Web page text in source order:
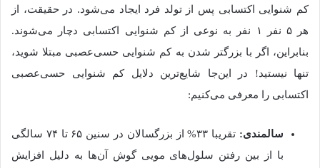
کم‌ شنوایی اکتسابی پس از تولد فرد ایجاد می‌شود. در حقیقت، از
هر ۵ نفر ۱ نفر به نوعی از کم شنوایی اکتسابی دچار می‌شوند.
بنابراین، اگر با بزرگتر شدن به کم شنوایی حسی‌عصبی مبتلا شوید،
تنها نیستید! در این‌جا شایع‌ترین دلایل کم شنوایی حسی‌عصبی
اکتسابی را معرفی می‌کنیم:
سالمندی:
تقریبا ۳۳% از بزرگسالان در سنین ۶۵ تا ۷۴ سالگی
با از بین رفتن سلول‌های مویی گوش آن‌ها به دلیل افزایش